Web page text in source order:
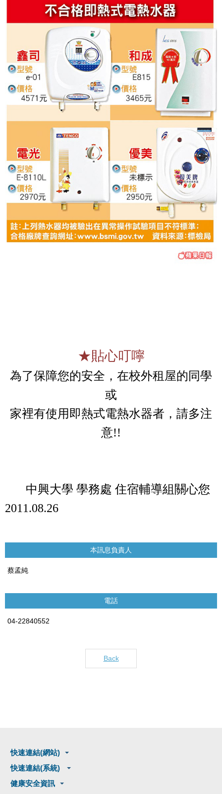
★貼心叮嚀
為了保障您的安全，在校外租屋的同學
或
家裡有使用即熱式電熱水器者，請多注
意!!
中興大學 學務處 住宿輔導組關心您
2011.08.26
本訊息負責人
蔡孟純
電話
04-22840552
Back
快速連結(網站)
快速連結(系統)
健康安全資訊